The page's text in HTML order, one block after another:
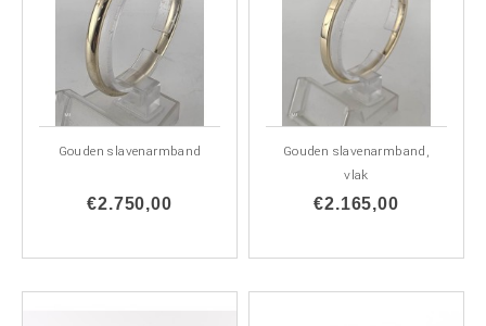
Gouden slavenarmband
€2.750,00
Gouden slavenarmband,
vlak
€2.165,00